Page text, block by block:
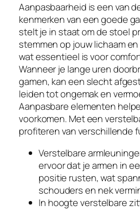
Aanpasbaarheid is een van
kenmerken van een goede
stelt je in staat om de stoel
stemmen op jouw lichaam
wat essentieel is voor
Wanneer je lange uren
gamen, kan een slecht
leiden tot ongemak en
Aanpasbare elementen
voorkomen. Met een
profiteren van verschillende
Verstelbare
ervoor dat je armen in
positie rusten, wat
schouders en nek
In hoogte verstelbare